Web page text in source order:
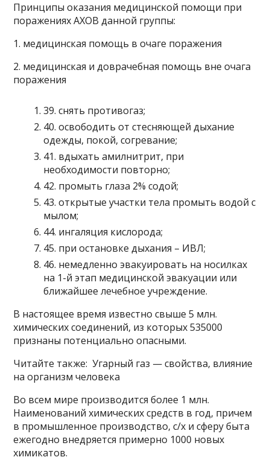
Принципы оказания медицинской помощи при
поражениях АХОВ данной группы:
1. медицинская помощь в очаге поражения
2. медицинская и доврачебная помощь вне очага
поражения
39. снять противогаз;
40. освободить от стесняющей дыхание
одежды, покой, согревание;
41. вдыхать амилнитрит, при
необходимости повторно;
42. промыть глаза 2% содой;
43. открытые участки тела промыть водой с
мылом;
44. ингаляция кислорода;
45. при остановке дыхания – ИВЛ;
46. немедленно эвакуировать на носилках
на 1-й этап медицинской эвакуации или
ближайшее лечебное учреждение.
В настоящее время известно свыше 5 млн.
химических соединений, из которых 535000
признаны потенциально опасными.
Читайте также: Угарный газ — свойства, влияние
на организм человека
Во всем мире производится более 1 млн.
Наименований химических средств в год, причем
в промышленное производство, с/х и сферу быта
ежегодно внедряется примерно 1000 новых
химикатов.